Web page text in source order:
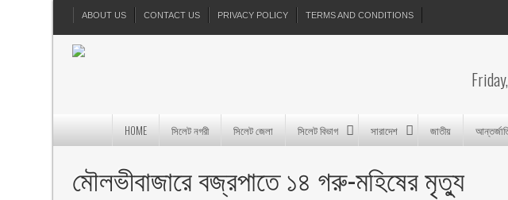
ABOUT US CONTACT US PRIVACY POLICY TERMS AND CONDITIONS
HOME সিলেট নগরী সিলেট জেলা সিলেট বিভাগ সারাদেশ জাতীয়
মৌলভীবাজারে বজ্রপাতে ১৪ গরু-মহিষের মৃত্যু